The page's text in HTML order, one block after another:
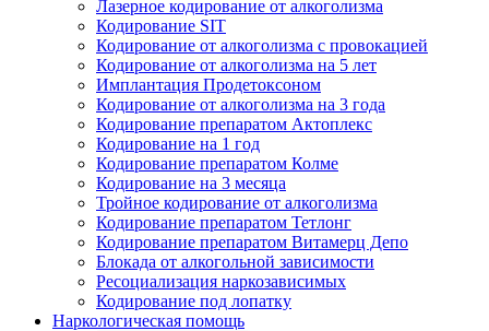
Лазерное кодирование от алкоголизма
Кодирование SIT
Кодирование от алкоголизма с провокацией
Кодирование от алкоголизма на 5 лет
Имплантация Продетоксоном
Кодирование от алкоголизма на 3 года
Кодирование препаратом Актоплекс
Кодирование на 1 год
Кодирование препаратом Колме
Кодирование на 3 месяца
Тройное кодирование от алкоголизма
Кодирование препаратом Тетлонг
Кодирование препаратом Витамерц Депо
Блокада от алкогольной зависимости
Ресоциализация наркозависимых
Кодирование под лопатку
Наркологическая помощь